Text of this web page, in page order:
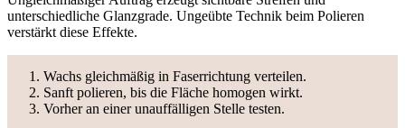
unterschiedliche Glanzgrade. Ungeübte Technik beim Polieren
verstärkt diese Effekte.
Wachs gleichmäßig in Faserrichtung verteilen.
Sanft polieren, bis die Fläche homogen wirkt.
Vorher an einer unauffälligen Stelle testen.